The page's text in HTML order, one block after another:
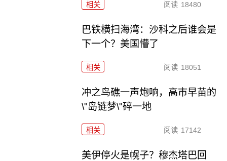
相关 阅读 18480
巴铁横扫海湾：沙科之后谁会是
下一个？美国懵了
相关 阅读 18051
冲之鸟礁一声炮响，高市早苗的
\"岛链梦\"碎一地
相关 阅读 17142
美伊停火是幌子？穆杰塔巴回